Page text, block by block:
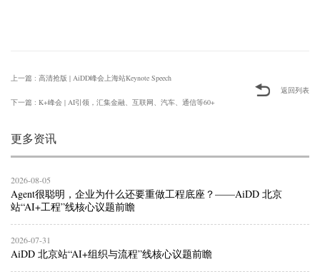
上一篇 : 高清抢版 | AiDD峰会上海站Keynote Speech
下一篇 : K+峰会 | AI引领，汇集金融、互联网、汽车、通信等60+
返回列表
更多资讯
2026-08-05
Agent很聪明，企业为什么还要重做工程底座？——AiDD 北京
站“AI+工程”线核心议题前瞻
2026-07-31
AiDD 北京站“AI+组织与流程”线核心议题前瞻